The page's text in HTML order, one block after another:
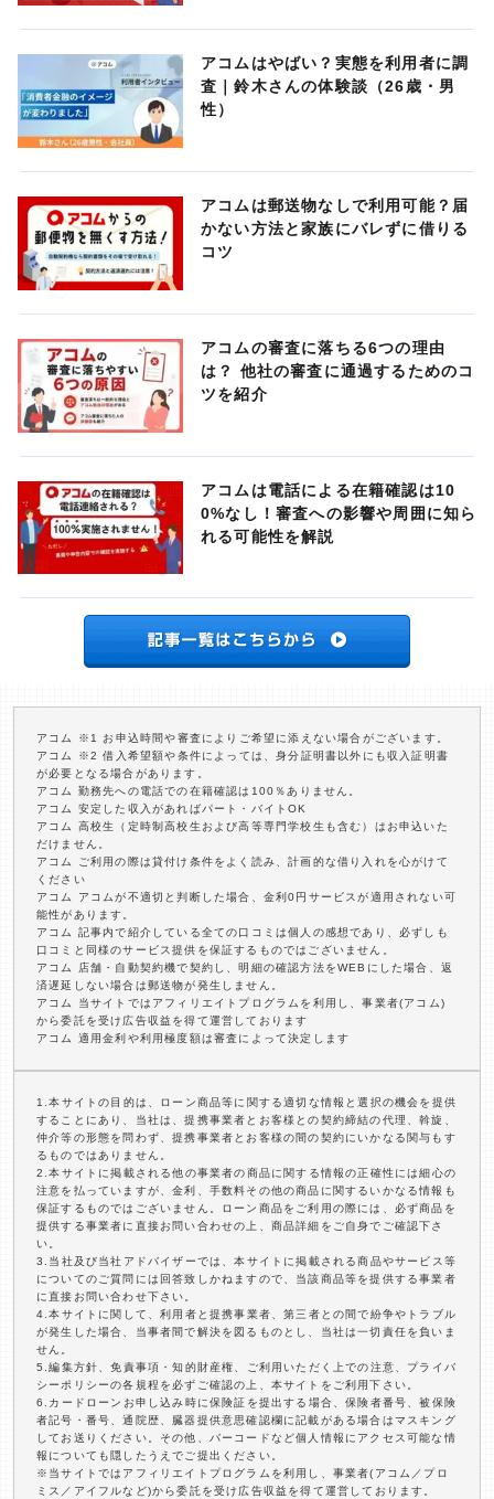
アコムはやばい？実態を利用者に調
査｜鈴木さんの体験談（26歳・男
性）
アコムは郵送物なしで利用可能？届
かない方法と家族にバレずに借りる
コツ
アコムの審査に落ちる6つの理由
は？ 他社の審査に通過するためのコ
ツを紹介
アコムは電話による在籍確認は10
0%なし！審査への影響や周囲に知ら
れる可能性を解説
アコム ※1 お申込時間や審査によりご希望に添えない場合がございます。
アコム ※2 借入希望額や条件によっては、身分証明書以外にも収入証明書
が必要となる場合があります。
アコム 勤務先への電話での在籍確認は100％ありません。
アコム 安定した収入があればパート・バイトOK
アコム 高校生（定時制高校生および高等専門学校生も含む）はお申込いた
だけません。
アコム ご利用の際は貸付け条件をよく読み、計画的な借り入れを心がけて
ください
アコム アコムが不適切と判断した場合、金利0円サービスが適用されない可
能性があります。
アコム 記事内で紹介している全ての口コミは個人の感想であり、必ずしも
口コミと同様のサービス提供を保証するものではございません。
アコム 店舗・自動契約機で契約し、明細の確認方法をWEBにした場合、返
済遅延しない場合は郵送物が発生しません。
アコム 当サイトではアフィリエイトプログラムを利用し、事業者(アコム)
から委託を受け広告収益を得て運営しております
アコム 適用金利や利用極度額は審査によって決定します
1.本サイトの目的は、ローン商品等に関する適切な情報と選択の機会を提供
することにあり、当社は、提携事業者とお客様との契約締結の代理、斡旋、
仲介等の形態を問わず、提携事業者とお客様の間の契約にいかなる関与もす
るものではありません。
2.本サイトに掲載される他の事業者の商品に関する情報の正確性には細心の
注意を払っていますが、金利、手数料その他の商品に関するいかなる情報も
保証するものではございません。ローン商品をご利用の際には、必ず商品を
提供する事業者に直接お問い合わせの上、商品詳細をご自身でご確認下さ
い。
3.当社及び当社アドバイザーでは、本サイトに掲載される商品やサービス等
についてのご質問には回答致しかねますので、当該商品等を提供する事業者
に直接お問い合わせ下さい。
4.本サイトに関して、利用者と提携事業者、第三者との間で紛争やトラブル
が発生した場合、当事者間で解決を図るものとし、当社は一切責任を負いま
せん。
5.編集方針、免責事項・知的財産権、ご利用いただく上での注意、プライバ
シーポリシーの各規程を必ずご確認の上、本サイトをご利用下さい。
6.カードローンお申し込み時に保険証を提出する場合、保険者番号、被保険
者記号・番号、通院歴、臓器提供意思確認欄に記載がある場合はマスキング
してお送りください。その他、バーコードなど個人情報にアクセス可能な情
報についても隠したうえでご提出ください。
※当サイトではアフィリエイトプログラムを利用し、事業者(アコム／プロ
ミス／アイフルなど)から委託を受け広告収益を得て運営しております。